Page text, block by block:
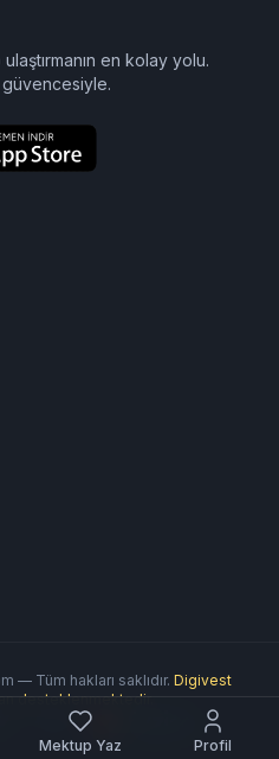
Mektup Yaz Profil
en kolay yolu.
— Tüm hakları saklıdır. Digivest
desteklenmektedir.